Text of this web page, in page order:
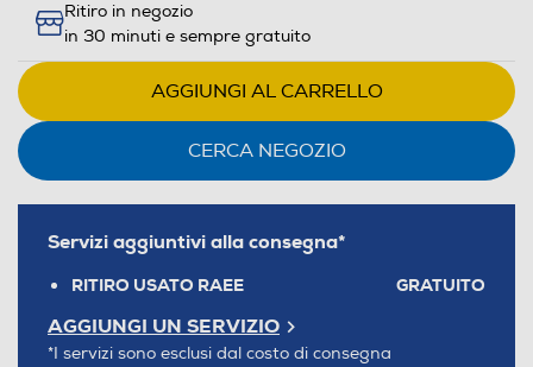
Ritiro in negozio
in 30 minuti e sempre gratuito
AGGIUNGI AL CARRELLO
CERCA NEGOZIO
Servizi aggiuntivi alla consegna*
RITIRO USATO RAEE GRATUITO
AGGIUNGI UN SERVIZIO
*I servizi sono esclusi dal costo di consegna